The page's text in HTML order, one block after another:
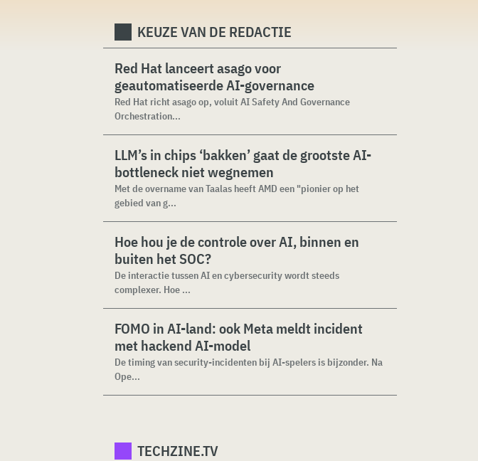
KEUZE VAN DE REDACTIE
Red Hat lanceert asago voor
geautomatiseerde AI-governance
Red Hat richt asago op, voluit AI Safety And Governance
Orchestration...
LLM’s in chips ‘bakken’ gaat de grootste AI-
bottleneck niet wegnemen
Met de overname van Taalas heeft AMD een "pionier op het
gebied van g...
Hoe hou je de controle over AI, binnen en
buiten het SOC?
De interactie tussen AI en cybersecurity wordt steeds
complexer. Hoe ...
FOMO in AI-land: ook Meta meldt incident
met hackend AI-model
De timing van security-incidenten bij AI-spelers is bijzonder. Na
Ope...
TECHZINE.TV